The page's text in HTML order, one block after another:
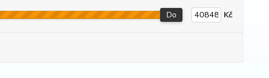
Do Kč